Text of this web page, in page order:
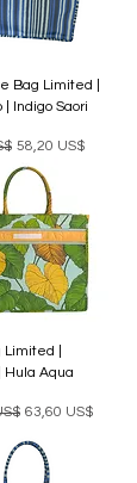
Bag Limited |
| Indigo Saori
Precio de oferta
58,20 US$
|
Hula Aqua
Precio de oferta
63,60 US$